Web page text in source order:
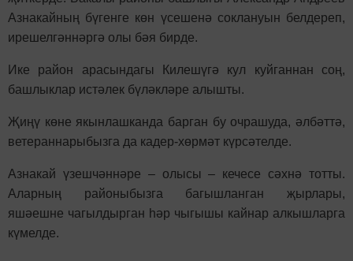
Азнакайның бүгенге көн үсешенә соклануын белдереп,
ирешелгәннәргә олы бәя бирде.
Ике район арасындагы Килешүгә кул куйганнан соң,
башлыклар истәлек бүләкләре алышты.
Җиңү көне якынлашканда барган бу очрашуда, әлбәттә,
ветераннарыбызга да кадер-хөрмәт күрсәтелде.
Азнакай үзешчәннәре – олысы – кечесе сәхнә тотты.
Аларның районыбызга багышланган җырлары,
яшәешне чагылдырган һәр чыгышы кайнар алкышларга
күмелде.